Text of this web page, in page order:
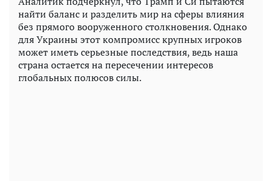
найти баланс и разделить мир на сферы влияния
без прямого вооруженного столкновения. Однако
для Украины этот компромисс крупных игроков
может иметь серьезные последствия, ведь наша
страна остается на пересечении интересов
глобальных полюсов силы.